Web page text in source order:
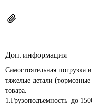
Доп. информация
Самостоятельная погрузка
тяжелые детали
товара.
1.Грузоподъемность  до